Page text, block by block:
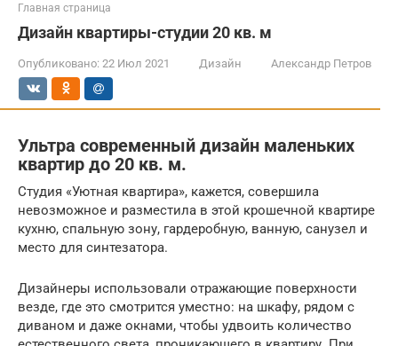
Главная страница
Дизайн квартиры-студии 20 кв. м
Опубликовано: 22 Июл 2021 Дизайн Александр Петров
Ультра современный дизайн маленьких
квартир до 20 кв. м.
Студия «Уютная квартира», кажется, совершила
невозможное и разместила в этой крошечной квартире
кухню, спальную зону, гардеробную, ванную, санузел и
место для синтезатора.
Дизайнеры использовали отражающие поверхности
везде, где это смотрится уместно: на шкафу, рядом с
диваном и даже окнами, чтобы удвоить количество